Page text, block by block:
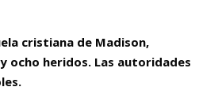
cristiana de Madison,
ocho heridos. Las autoridades